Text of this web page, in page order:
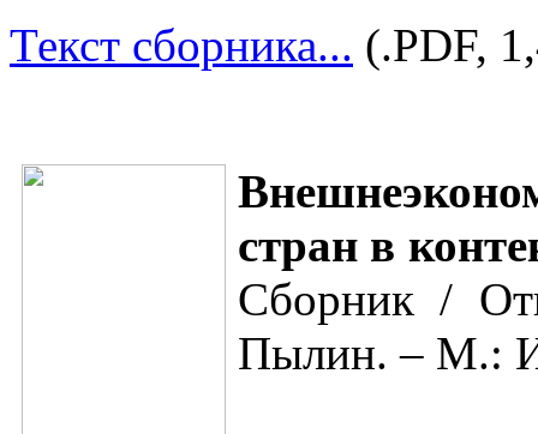
Текст сборника... (.PDF,
стран в
Сборник /
Пылин. – М.: